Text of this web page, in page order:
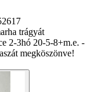
trágyát
2-3hó 20-5-8+m.e. -
megköszönve!